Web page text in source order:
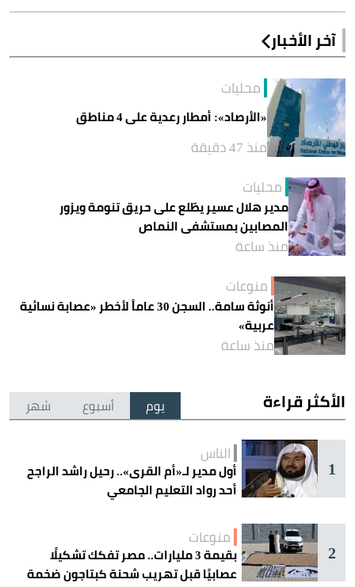
آخر الأخبار
محليات
«الأرصاد»: أمطار رعدية على 4 مناطق
منذ 47 دقيقة
محليات
مدير هلال عسير يطّلع على حريق تنومة ويزور
المصابين بمستشفى النماص
منذ ساعة
منوعات
أنوثة سامة.. السجن 30 عاماً لأخطر «عصابة نسائية
عربية»
منذ ساعة
الأكثر قراءة يوم أسبوع شهر
1
الناس
أول مدير لـ«أم القرى».. رحيل راشد الراجح
أحد رواد التعليم الجامعي
2
منوعات
بقيمة 3 مليارات.. مصر تفكك تشكيلًا
عصابيًا قبل تهريب شحنة كبتاجون ضخمة